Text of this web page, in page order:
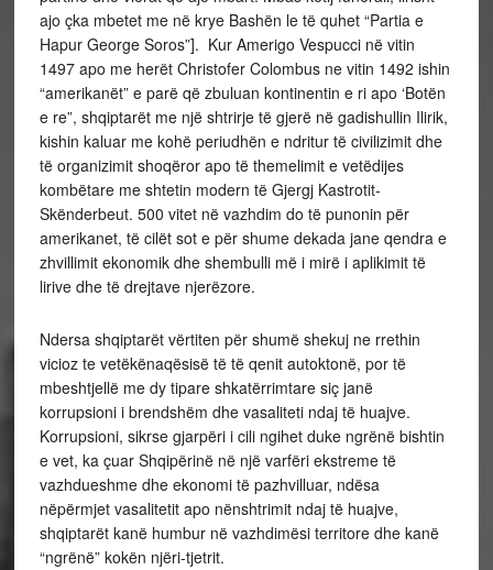
ajo çka mbetet me në krye Bashën le të quhet “Partia e
Hapur George Soros”]. Kur Amerigo Vespucci në vitin
1497 apo me herët Christofer Colombus ne vitin 1492 ishin
“amerikanët” e parë që zbuluan kontinentin e ri apo ‘Botën
e re”, shqiptarët me një shtrirje të gjerë në gadishullin Ilirik,
kishin kaluar me kohë periudhën e ndritur të civilizimit dhe
të organizimit shoqëror apo të themelimit e vetëdijes
kombëtare me shtetin modern të Gjergj Kastrotit-
Skënderbeut. 500 vitet në vazhdim do të punonin për
amerikanet, të cilët sot e për shume dekada jane qendra e
zhvillimit ekonomik dhe shembulli më i mirë i aplikimit të
lirive dhe të drejtave njerëzore.
Ndersa shqiptarët vërtiten për shumë shekuj ne rrethin
vicioz te vetëkënaqësisë të të qenit autoktonë, por të
mbeshtjellë me dy tipare shkatërrimtare siç janë
korrupsioni i brendshëm dhe vasaliteti ndaj të huajve.
Korrupsioni, sikrse gjarpëri i cili ngihet duke ngrënë bishtin
e vet, ka çuar Shqipërinë në një varfëri ekstreme të
vazhdueshme dhe ekonomi të pazhvilluar, ndësa
nëpërmjet vasalitetit apo nënshtrimit ndaj të huajve,
shqiptarët kanë humbur në vazhdimësi territore dhe kanë
“ngrënë” kokën njëri-tjetrit.